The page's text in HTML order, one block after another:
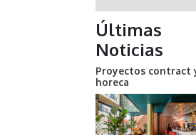
Últimas
Noticias
Proyectos contract
horeca